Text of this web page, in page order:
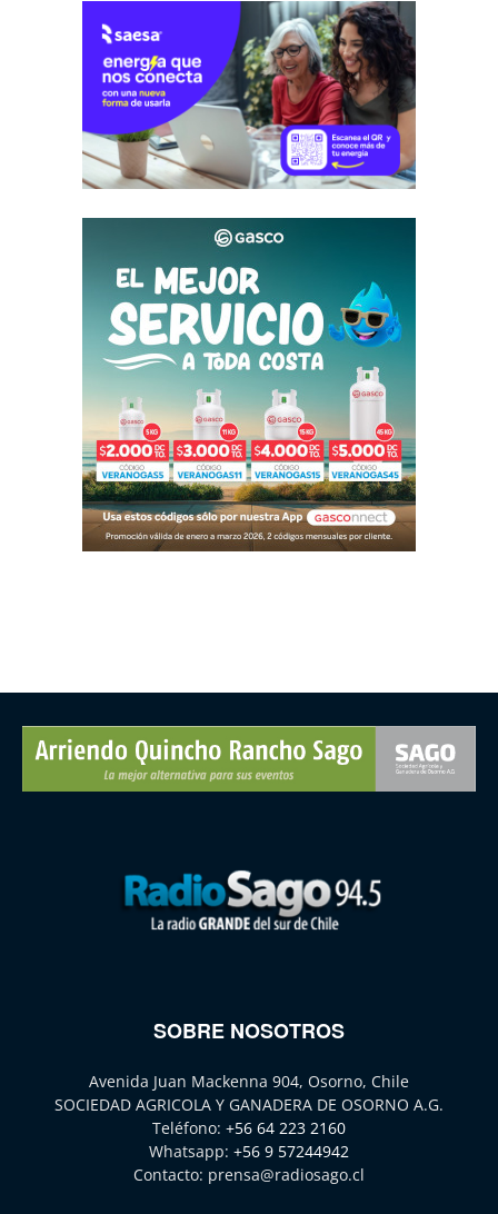
SOBRE NOSOTROS
Avenida Juan Mackenna 904, Osorno, Chile
SOCIEDAD AGRICOLA Y GANADERA DE OSORNO A.G.
Teléfono: +56 64 223 2160
Whatsapp: +56 9 57244942
Contacto: prensa@radiosago.cl